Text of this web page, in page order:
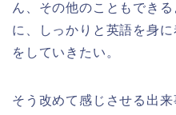
ん、その他のこともでき
に、しっかりと英語を身
をしていきたい。
そう改めて感じさせる出来